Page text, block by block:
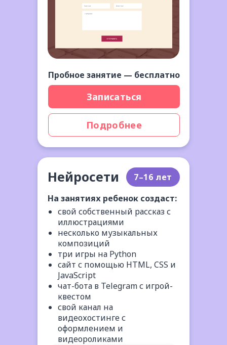
7–16 лет
Нейросети
На занятиях ребенок создаст:
свой собственный рассказ с
иллюстрациями
несколько музыкальных
композиций
три игры на Python
сайт с помощью HTML, CSS и
JavaScript
чат-бота в Telegram с игрой-
квестом
свой канал на
видеохостинге с
оформлением и
видеороликами
Пробное занятие — бесплатно
Подробнее
Записаться